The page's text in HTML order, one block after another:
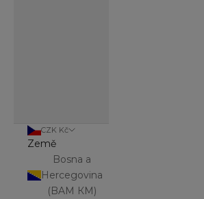
CZK Kč
Země
Bosna a
Hercegovina
(BAM КМ)